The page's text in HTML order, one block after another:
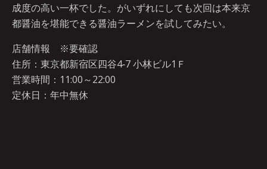
成度の高い一杯でした。がいずれにしても次回は本来京
都醤油を堪能できる醤油ラーメンを試してみたい。
店舗情報 ※要確認
住所：東京都新宿区四谷4‐7 小林ビル1Ｆ
営業時間：11:00～22:00
定休日：年中無休